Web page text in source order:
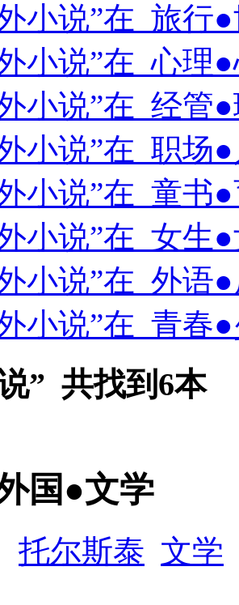
小说”在 旅行
小说”在 心理
小说”在 经管
小说”在 职场
小说”在 童书
小说”在 女生
小说”在 外语
小说”在 青春
” 共找到6本
国●文学
托尔斯泰 文学